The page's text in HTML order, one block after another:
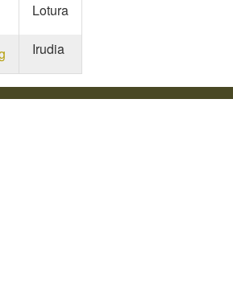
Lotura
Irudia